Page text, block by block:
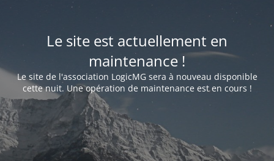
Le site est actuellement en
maintenance !
Le site de l'association LogicMG sera à nouveau disponible
cette nuit. Une opération de maintenance est en cours !